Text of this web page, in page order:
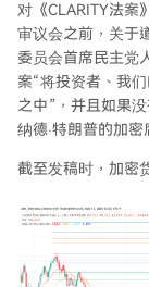
对《CLARITY法案
审议会之前，关于
委员会首席民主党
案“将投资者、我
之中”，并且如果
纳德·特朗普的加密
截至发稿时，加密